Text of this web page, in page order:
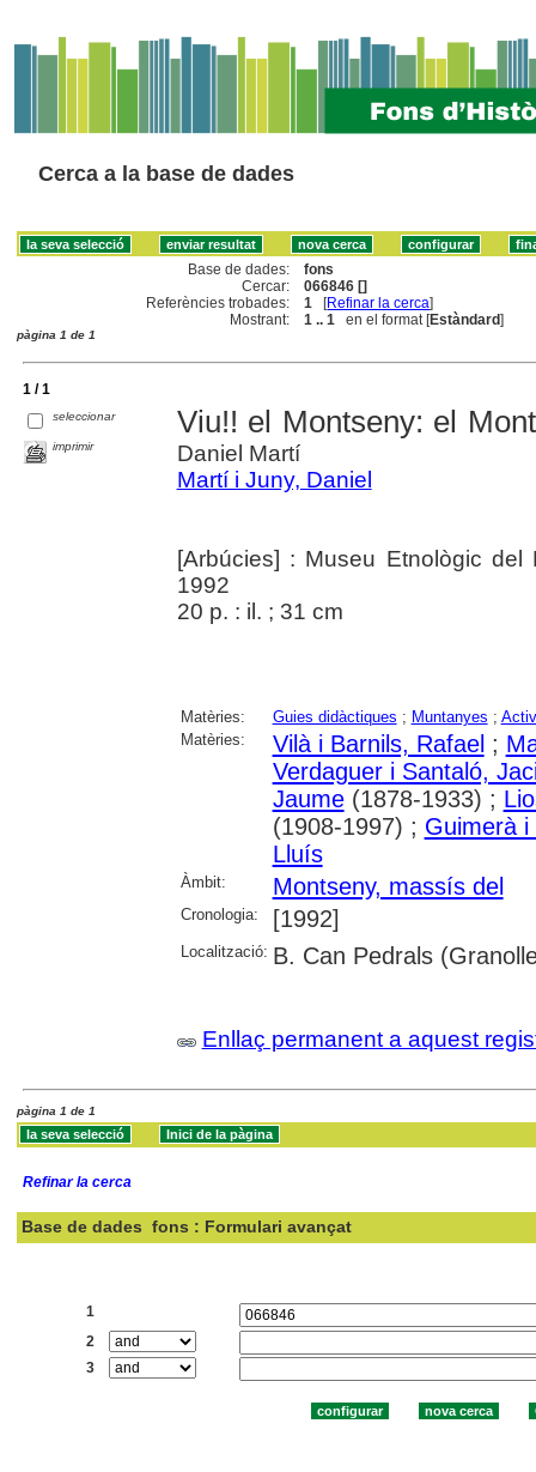
Cerca a la base de dades
Base de dades:
fons
Cercar:
066846 []
Referències trobades:
1 [Refinar la cerca]
Mostrant:
1 .. 1 en el format [Estàndard]
pàgina 1 de 1
1 / 1
seleccionar
imprimir
Viu!! el Montseny: el
Daniel Martí
Martí i Juny, Daniel
[Arbúcies] : Museu Etnològic
1992
20 p. : il. ; 31 cm
Matèries: Guies didàctiques ; Muntanyes ;
Matèries:
Vilà i Barnils, Rafael ;
Verdaguer i Santaló,
Jaume(1878-1933) ;
(1908-1997) ; Guimerà i
Lluís
Àmbit: Montseny, massís del
Cronologia: [1992]
Localització: B. Can Pedrals
Enllaç permanent a aquest
pàgina 1 de 1
Refinar la cerca
Base de dades fons : Formulari avançat
1
2
3